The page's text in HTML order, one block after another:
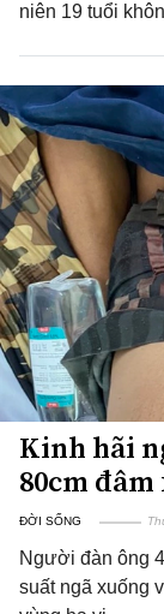
niên 19 tuổi
Kinh hãi
80cm
ĐỜI SỐNG
Người đàn ông
suất ngã xuống